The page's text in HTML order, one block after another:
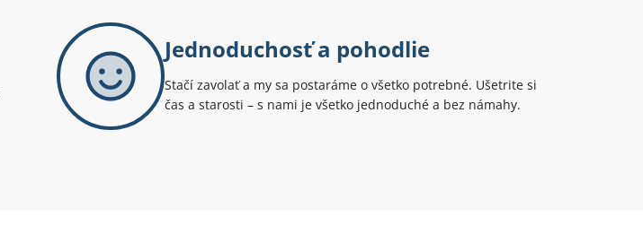
Jednoduchosť a pohodlie
Stačí zavolať a my sa postaráme o všetko potrebné. Ušetrite si
čas a starosti – s nami je všetko jednoduché a bez námahy.